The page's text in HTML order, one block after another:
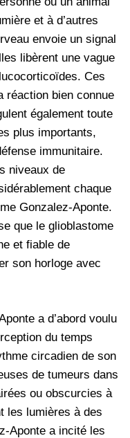
et à d’autres
envoie un signal
libèrent une vague
Ces
réaction bien connue
également toute
plus importants,
immunitaire.
niveaux de
chaque
Gonzalez-Aponte.
que le glioblastome
et fiable de
son horloge avec
a d’abord voulu
du temps
circadien de son
de tumeurs dans
ou obscurcies à
les lumières à des
Aponte a incité les